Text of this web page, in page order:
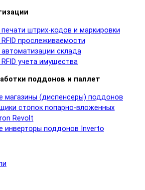
штрих-кодов и маркировки
прослеживаемости
склада
учета имущества
поддонов и паллет
магазины (диспенсеры) поддонов
стопок попарно-вложенных
Revolt
инверторы поддонов Inverto